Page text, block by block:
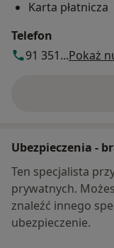
Karta płatnicza
Telefon
91 351...Pokaż
Ubezpieczenia -
Ten specjalista
prywatnych.
znaleźć innego
ubezpieczenie.